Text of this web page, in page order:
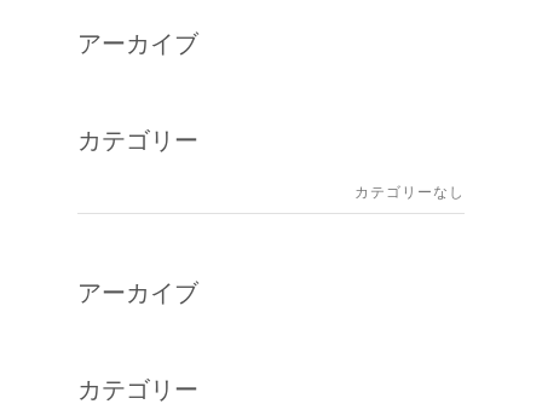
アーカイブ
カテゴリー
カテゴリーなし
アーカイブ
カテゴリー